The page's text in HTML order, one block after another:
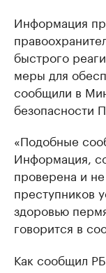
Информация
быстрого
меры для
сообщили в
безопасности
«Подобные
Информация,
проверена и
преступников
здоровью
говорится в
Как сообщил